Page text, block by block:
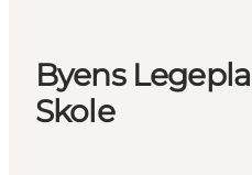
Byens
Skole